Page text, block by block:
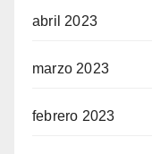
abril 2023
marzo 2023
febrero 2023